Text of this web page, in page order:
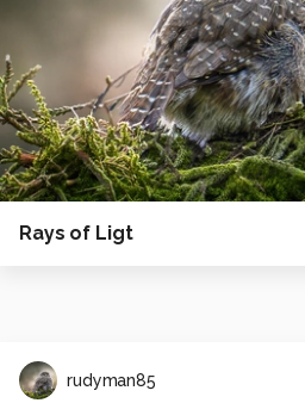
Rays of Ligt
rudyman85